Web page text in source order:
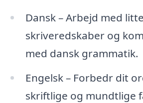
Dansk – Arbejd med
skriveredskaber og
med dansk grammatik.
Engelsk – Forbedr dit
skriftlige og mundtlige